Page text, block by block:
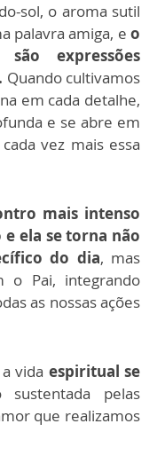
sol, o aroma sutil
palavra amiga, e o
expressões
Quando cultivamos
em cada detalhe,
e se abre em
vez mais essa
mais intenso
e ela se torna não
do dia, mas
o Pai, integrando
as nossas ações
vida espiritual se
sustentada pelas
que realizamos